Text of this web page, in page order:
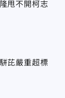
甩不開柯志
芘嚴重超標